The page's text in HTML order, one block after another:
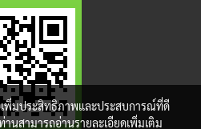
เพิ่มประสิทธิภาพและประสบการณ์ที่ดี
านสามารถอ่านรายละเอียดเพิ่มเติม